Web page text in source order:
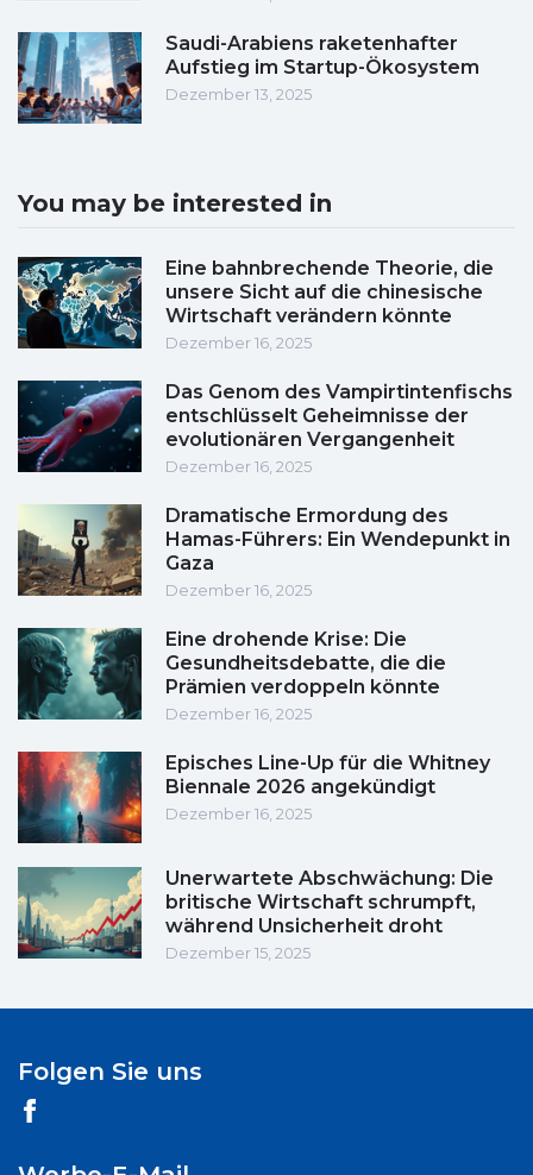
Saudi-Arabiens raketenhafter
Aufstieg im Startup-Ökosystem
Dezember 13, 2025
You may be interested in
Eine bahnbrechende Theorie, die
unsere Sicht auf die chinesische
Wirtschaft verändern könnte
Dezember 16, 2025
Das Genom des Vampirtintenfischs
entschlüsselt Geheimnisse der
evolutionären Vergangenheit
Dezember 16, 2025
Dramatische Ermordung des
Hamas-Führers: Ein Wendepunkt in
Gaza
Dezember 16, 2025
Eine drohende Krise: Die
Gesundheitsdebatte, die die
Prämien verdoppeln könnte
Dezember 16, 2025
Episches Line-Up für die Whitney
Biennale 2026 angekündigt
Dezember 16, 2025
Unerwartete Abschwächung: Die
britische Wirtschaft schrumpft,
während Unsicherheit droht
Dezember 15, 2025
Folgen Sie uns